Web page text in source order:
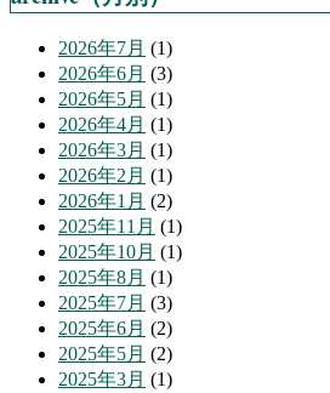
2026年7月 (1)
2026年6月 (3)
2026年5月 (1)
2026年4月 (1)
2026年3月 (1)
2026年2月 (1)
2026年1月 (2)
2025年11月 (1)
2025年10月 (1)
2025年8月 (1)
2025年7月 (3)
2025年6月 (2)
2025年5月 (2)
2025年3月 (1)